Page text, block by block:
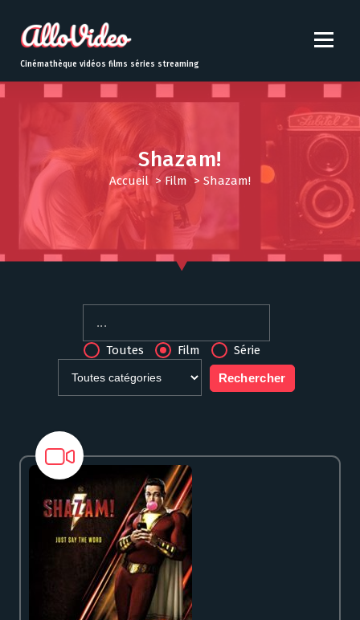
t
o
Cinémathèque vidéos films séries streaming
Shazam!
Accueil >Film > Shazam!
Toutes Film Série